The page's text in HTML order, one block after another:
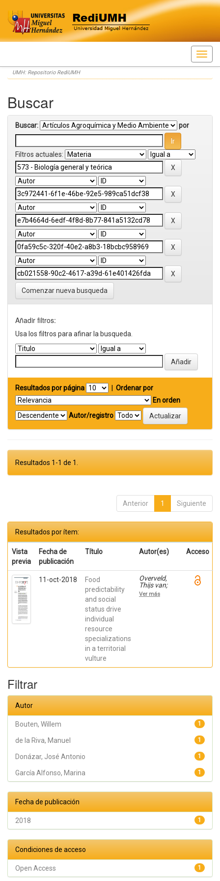
Skip
navigation
UMH: Repositorio RediUMH
Buscar
Buscar: por
Filtros actuales:
Comenzar nueva busqueda
Añadir filtros:
Usa los filtros para afinar la busqueda.
Resultados por página
Ordenar por
En orden
Autor/registro
Resultados 1-1 de 1.
Anterior 1 Siguiente
Resultados por ítem:
Vista
previa
Fecha de
publicación
Título Autor(es) Acceso
11-oct-2018
Food
predictability
and social
status drive
individual
resource
specializations
in a territorial
vulture
Overveld,
Thijs van;
García
Alfonso,
Serrano,
Antonio
Ver más
Filtrar
Autor
1
Bouten, Willem
1
de la Riva, Manuel
1
Donázar, José Antonio
1
García Alfonso, Marina
Fecha de publicación
1
2018
Condiciones de acceso
1
Open Access